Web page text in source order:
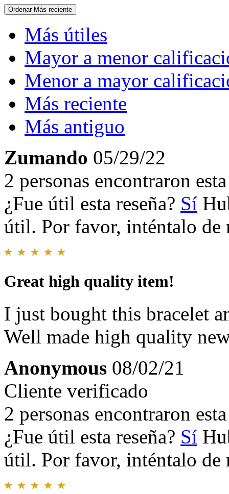
Ordenar Más reciente
Más útiles
Mayor a menor
Menor a mayor
Más reciente
Más antiguo
Zumando 05/29/22
2 personas encontraron
¿Fue útil esta reseña? Sí
útil. Por favor, inténtalo de
Great high quality item!
I just bought this bracelet
Well made high quality
Anonymous 08/02/21
Cliente verificado
2 personas encontraron
¿Fue útil esta reseña? Sí
útil. Por favor, inténtalo de